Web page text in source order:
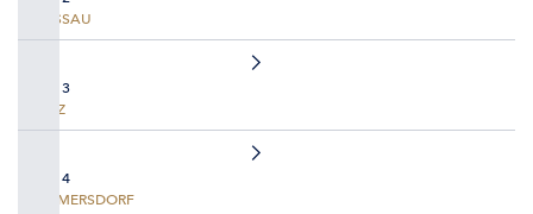
PASSAU
TAG 3
LINZ
TAG 4
EMMERSDORF